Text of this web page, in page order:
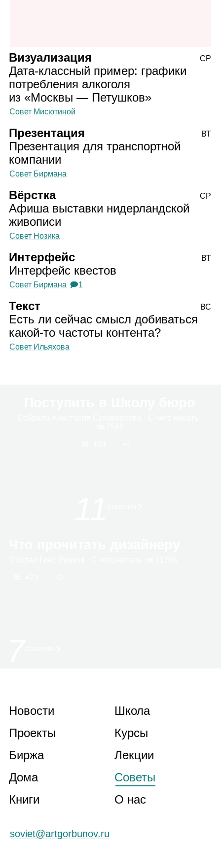
Визуализация
Дата‑классный пример: графики
потребления алкоголя
из «Москвы — Петушков»
Совет Мисютиной
СР
Презентация
Презентация для транспортной
компании
Совет Бирмана
ВТ
Вёрстка
Афиша выставки нидерландской
живописи
Совет Нозика
СР
Интерфейс
Интерфейс квестов
Совет Бирмана 🗩1
ВТ
Текст
Есть ли сейчас смысл добиваться
какой‑то частоты контента?
Совет Ильяхова
ВС
Новости
Проекты
Биржа
Дома
Книги
Школа
Курсы
Лекции
Советы
О нас
soviet@artgorbunov.ru